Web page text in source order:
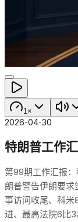
1×
2026-04-30
特朗普工作
第99期工作汇报
朗普警告伊朗要求
事访问收尾、科米
进、最高法院6比3